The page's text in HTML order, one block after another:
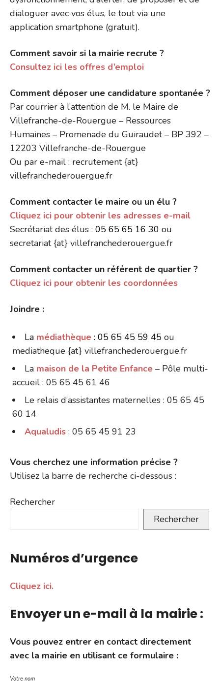
dialoguer avec vos élus, le tout via une
application smartphone (gratuit).
Comment savoir si la mairie recrute ?
Consultez ici les offres d’emploi
Comment déposer une candidature spontanée ?
Par courrier à l’attention de M. le Maire de
Villefranche-de-Rouergue – Ressources
Humaines – Promenade du Guiraudet – BP 392 –
12203 Villefranche-de-Rouergue
Ou par e-mail : recrutement {at}
villefranchederouergue.fr
Comment contacter le maire ou un élu ?
Cliquez ici pour obtenir les adresses e-mail
Secrétariat des élus : 05 65 65 16 30 ou
secretariat {at} villefranchederouergue.fr
Comment contacter un référent de quartier ?
Cliquez ici pour obtenir les coordonnées
Joindre :
La médiathèque : 05 65 45 59 45 ou
mediatheque {at} villefranchederouergue.fr
La maison de la Petite Enfance – Pôle multi-
accueil : 05 65 45 61 46
Le relais d’assistantes maternelles : 05 65 45
60 14
Aqualudis : 05 65 45 91 23
Vous cherchez une information précise ?
Utilisez la barre de recherche ci-dessous :
Rechercher
Rechercher
Numéros d’urgence
Cliquez ici.
Envoyer un e-mail à la mairie :
Vous pouvez entrer en contact directement
avec la mairie en utilisant ce formulaire :
Votre nom